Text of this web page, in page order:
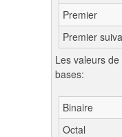
Premier
Premier
Les valeurs
bases:
Binaire
Octal